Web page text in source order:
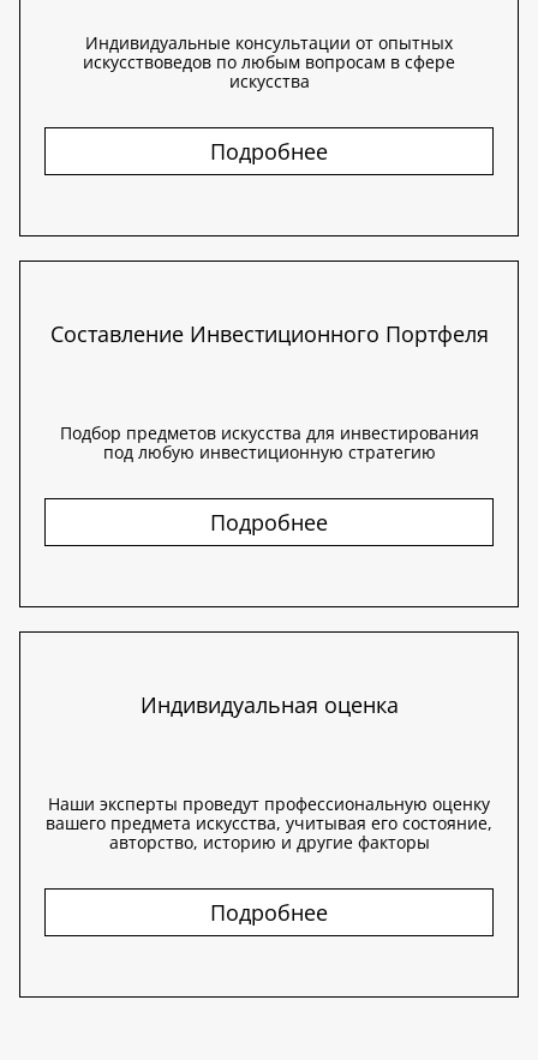
Индивидуальные консультации от опытных
искусствоведов по любым вопросам в сфере
искусства
Подробнее
Составление Инвестиционного Портфеля
Подбор предметов искусства для инвестирования
под любую инвестиционную стратегию
Подробнее
Индивидуальная оценка
Наши эксперты проведут профессиональную оценку
вашего предмета искусства, учитывая его состояние,
авторство, историю и другие факторы
Подробнее